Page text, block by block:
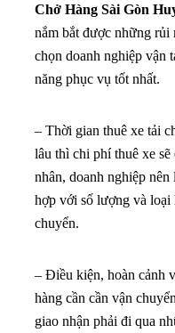
Chở Hàng Sài Gòn
nắm bắt được những rủi
chọn doanh nghiệp vận
năng phục vụ tốt nhất.
– Thời gian thuê xe tải
lâu thì chi phí thuê xe
nhân, doanh nghiệp
hợp với số lượng và loại
chuyển.
– Điều kiện, hoàn cảnh
hàng cần cần vận
giao nhận phải đi qua